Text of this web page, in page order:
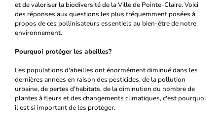
et de valoriser la biodiversité de la Ville de Pointe-Claire. Voici
des réponses aux questions les plus fréquemment posées à
propos de ces pollinisateurs essentiels au bien-être de notre
environnement.
Pourquoi protéger les abeilles?
Les populations d'abeilles ont énormément diminué dans les
dernières années en raison des pesticides, de la pollution
urbaine, de pertes d'habitats, de la diminution du nombre de
plantes à fleurs et des changements climatiques, c'est pourquoi
il est si important de les protéger.